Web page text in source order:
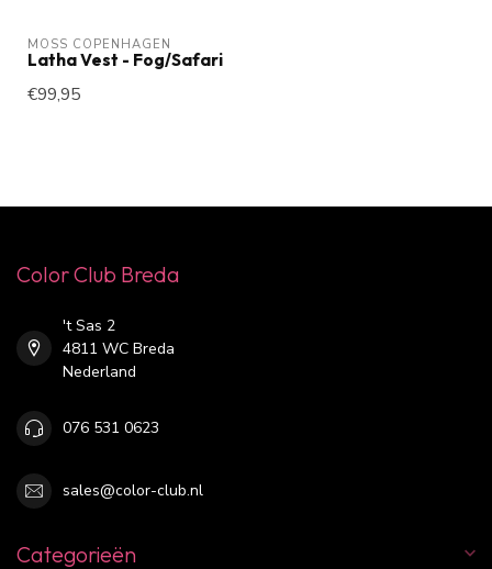
MOSS COPENHAGEN
Latha Vest - Fog/Safari
€99,95
Color Club Breda
't Sas 2
4811 WC Breda
Nederland
076 531 0623
sales@color-club.nl
Categorieën